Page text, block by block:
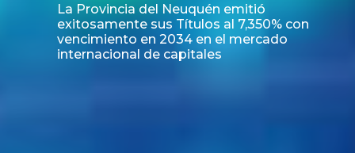
La Provincia del Neuquén emitió
exitosamente sus Títulos al 7,350% con
vencimiento en 2034 en el mercado
internacional de capitales